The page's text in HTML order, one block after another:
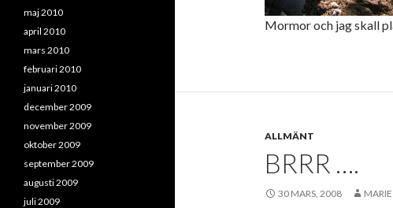
Mormor och jag skall
ALLMÄNT
BRRR ….
30 MARS, 2008 MARIE
maj 2010
april 2010
mars 2010
februari 2010
januari 2010
december 2009
november 2009
oktober 2009
september 2009
augusti 2009
juli 2009